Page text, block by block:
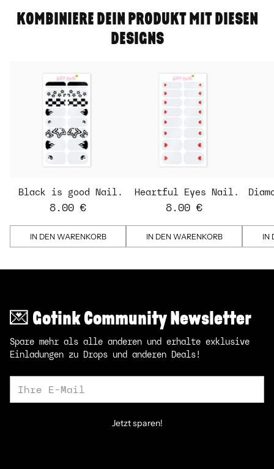
KOMBINIERE DEIN PRODUKT MIT DIESEN
DESIGNS
Black is good Nail
Strips
8.00 €
IN DEN WARENKORB
Heartful Eyes Nail
Strips - transparent
8.00 €
IN DEN WARENKORB IN
💌 Gotink Community Newsletter
Spare mehr als alle anderen und erhalte exklusive
Einladungen zu Drops und anderen Deals!
E-
Jetzt sparen!